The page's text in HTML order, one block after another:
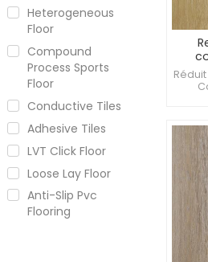
Heterogeneous
Floor
Compound
Process Sports
Floor
Conductive Tiles
Adhesive Tiles
LVT Click Floor
Loose Lay Floor
Anti-Slip Pvc
Flooring